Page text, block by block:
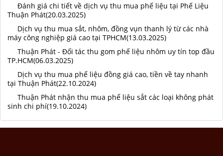
Đánh giá chi tiết về dịch vụ thu mua phế liệu tại Phế Liệu
Thuận Phát(20.03.2025)
Dịch vụ thu mua sắt, nhôm, đồng vụn thanh lý từ các nhà
máy công nghiệp giá cao tại TPHCM(13.03.2025)
Thuận Phát - Đối tác thu gom phế liệu nhôm uy tín top đầu
TP.HCM(06.03.2025)
Dịch vụ thu mua phế liệu đồng giá cao, tiền về tay nhanh
tại Thuận Phát(22.10.2024)
Thuận Phát nhận thu mua phế liệu sắt các loại không phát
sinh chi phí(19.10.2024)